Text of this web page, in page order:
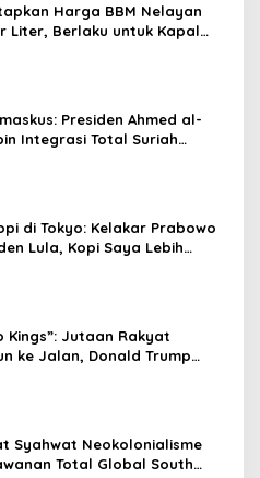
Harga BBM Nelayan
Liter, Berlaku untuk Kapal
Presiden Ahmed al-
Integrasi Total Suriah
di Tokyo: Kelakar Prabowo
Lula, Kopi Saya Lebih
Kings”: Jutaan Rakyat
ke Jalan, Donald Trump
Syahwat Neokolonialisme
Total Global South